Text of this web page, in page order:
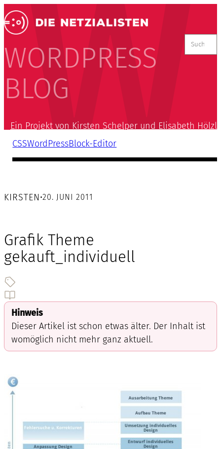
WORDPRESS
BLOG
nach:
Ein Projekt von Kirsten Schelper und Elisabeth Hölzl
CSSWordPressBlock-Editor
KIRSTEN•20. JUNI 2011
Grafik Theme
gekauft_individuell
Hinweis
Dieser Artikel ist schon etwas älter. Der Inhalt ist
womöglich nicht mehr ganz aktuell.